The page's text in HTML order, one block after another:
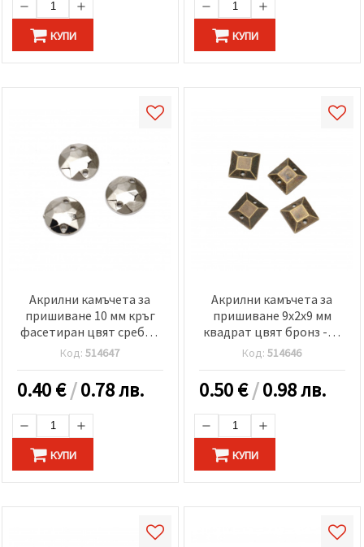
КУПИ КУПИ
Акрилни камъчета за
пришиване 10 мм кръг
фасетиран цвят сребро
-50 броя
Код:514647
0.40€/0.78 лв.
КУПИ
Акрилни камъчета за
пришиване 9x2x9 мм
квадрат цвят бронз -50
броя
Код:514646
0.50€/0.98 лв.
КУПИ